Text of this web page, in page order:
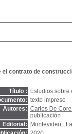
el contrato de
Título :
Estudios sobre
texto impreso
Autores: Carlos De
publicación
Editorial:
Montevideo :